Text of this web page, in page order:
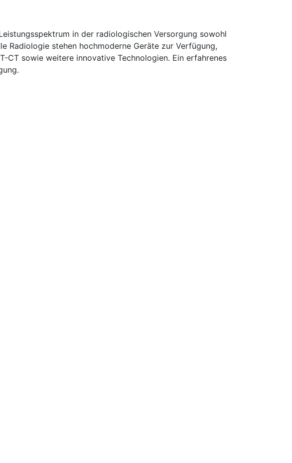
in der radiologischen Versorgung sowohl
Radiologie stehen hochmoderne Geräte zur Verfügung,
CT sowie weitere innovative Technologien. Ein erfahrenes